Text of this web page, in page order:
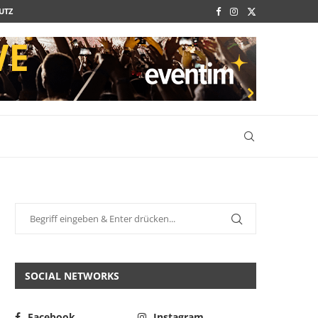
SOCIAL NETWORKS